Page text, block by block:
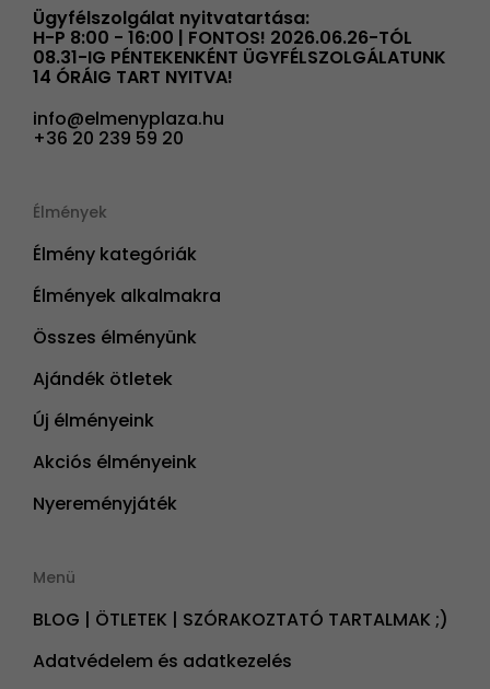
Ügyfélszolgálat nyitvatartása:
H-P 8:00 - 16:00 | FONTOS! 2026.06.26-TÓL
08.31-IG PÉNTEKENKÉNT ÜGYFÉLSZOLGÁLATUNK
14 ÓRÁIG TART NYITVA!
info@elmenyplaza.hu
+36 20 239 59 20
Élmények
Élmény kategóriák
Élmények alkalmakra
Összes élményünk
Ajándék ötletek
Új élményeink
Akciós élményeink
Nyereményjáték
Menü
BLOG | ÖTLETEK | SZÓRAKOZTATÓ TARTALMAK ;)
Adatvédelem és adatkezelés